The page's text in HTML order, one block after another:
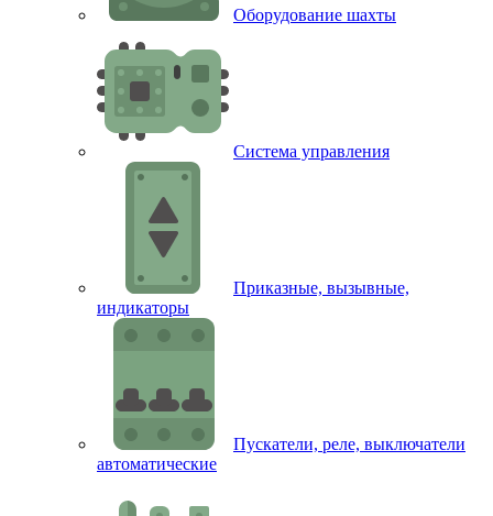
Оборудование шахты
Система управления
Приказные, вызывные,
индикаторы
Пускатели, реле, выключатели
автоматические